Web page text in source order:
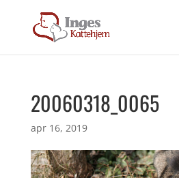
20060318_0065
apr 16, 2019